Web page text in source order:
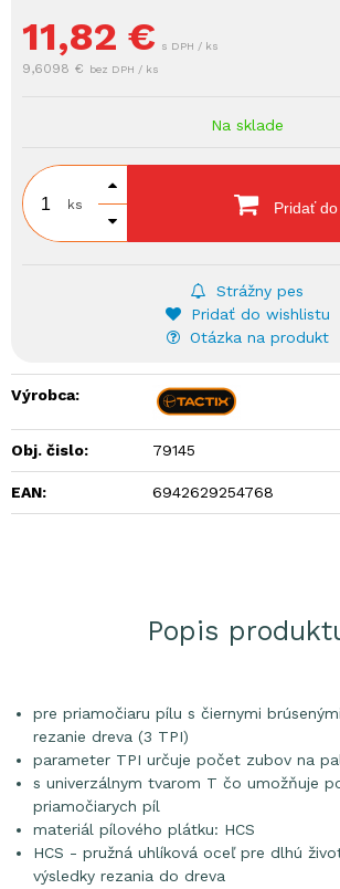
11,82 € s DPH / ks
9,6098 € bez DPH / ks
Na sklade
ks Pridať
Strážny pes
Pridať do wishlistu
Otázka na produkt
Výrobca:
Obj. čislo: 79145
EAN: 6942629254768
Popis
pre priamočiaru pílu s čiernymi
rezanie dreva (3 TPI)
parameter TPI určuje počet zubov na
s univerzálnym tvarom T čo umožňuje
priamočiarych píl
materiál pílového plátku: HCS
HCS - pružná uhlíková oceľ pre dlhú
výsledky rezania do dreva